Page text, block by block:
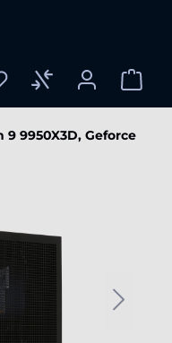
9 9950X3D, Geforce